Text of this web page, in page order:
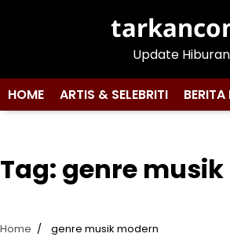
Update
HOME ARTIS & SELEBRITI BERITA
Tag: genre
Home genre musik modern